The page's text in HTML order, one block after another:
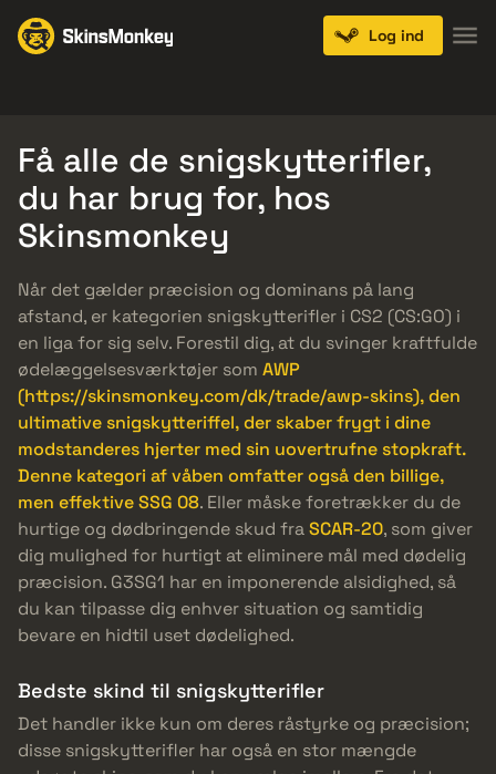
Log ind
Få alle de snigskytterifler,
du har brug for, hos
Skinsmonkey
Når det gælder præcision og dominans på lang
afstand, er kategorien snigskytterifler i CS2 (CS:GO) i
en liga for sig selv. Forestil dig, at du svinger kraftfulde
ødelæggelsesværktøjer som AWP
(https://skinsmonkey.com/dk/trade/awp-skins), den
ultimative snigskytteriffel, der skaber frygt i dine
modstanderes hjerter med sin uovertrufne stopkraft.
Denne kategori af våben omfatter også den billige,
men effektive SSG 08. Eller måske foretrækker du de
hurtige og dødbringende skud fraSCAR-20, som giver
dig mulighed for hurtigt at eliminere mål med dødelig
præcision. G3SG1 har en imponerende alsidighed, så
du kan tilpasse dig enhver situation og samtidig
bevare en hidtil uset dødelighed.
Bedste skind til snigskytterifler
Det handler ikke kun om deres råstyrke og præcision;
disse snigskytterifler har også en stor mængde